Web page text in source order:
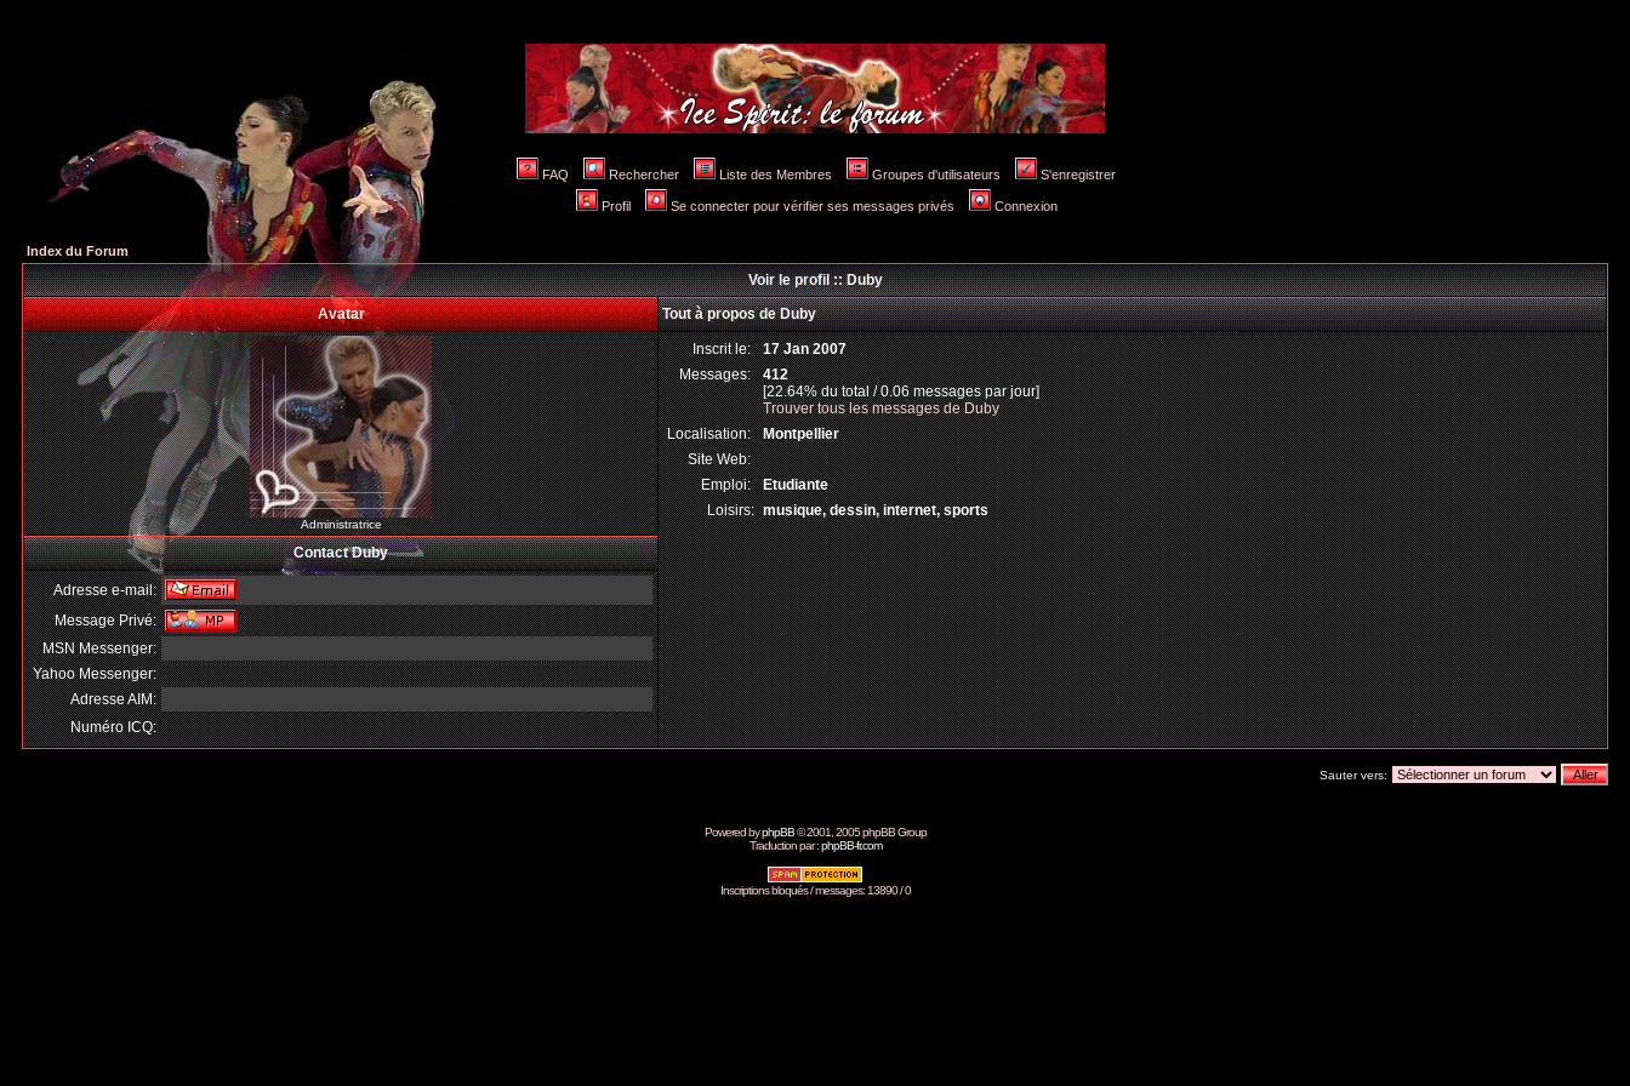
FAQ Rechercher Liste des Membres Groupes d'utilisateurs S'enregistrer
Profil Se connecter pour vérifier ses messages privés Connexion
Index du Forum
Voir le profil :: Duby
Avatar
Tout à propos de Duby
Administratrice
Inscrit le: 17 Jan 2007
Messages: 412
[22.64% du total / 0.06 messages par jour]
Trouver tous les messages de Duby
Localisation: Montpellier
Site Web:
Emploi: Etudiante
Loisirs: musique, dessin, internet, sports
Contact Duby
Adresse e-mail:
Message Privé:
MSN Messenger:
Yahoo Messenger:
Adresse AIM:
Numéro ICQ:
Sauter vers:
Powered byphpBB© 2001, 2005 phpBB Group
Traduction par :phpBB-fr.com
Inscriptions bloqués / messages: 13890 / 0